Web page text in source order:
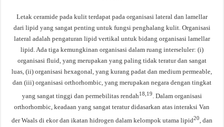
Letak ceramide pada kulit terdapat pada organisasi lateral dan lamellar
dari lipid yang sangat penting untuk fungsi penghalang kulit. Organisasi
lateral adalah pengaturan lipid vertikal untuk bidang organisasi lamellar
lipid. Ada tiga kemungkinan organisasi dalam ruang interseluler: (i)
organisasi fluid, yang merupakan yang paling tidak teratur dan sangat
luas, (ii) organisasi hexagonal, yang kurang padat dan medium permeable,
dan (iii) organisasi orthorhombic, yang merupakan negara dengan tingkat
yang sangat tinggi dan permebilitas rendah18,19. Dalam organisasi
orthorhombic, keadaan yang sangat teratur didasarkan atas interaksi Van
der Waals di ekor dan ikatan hidrogen dalam kelompok utama lipid20, dan